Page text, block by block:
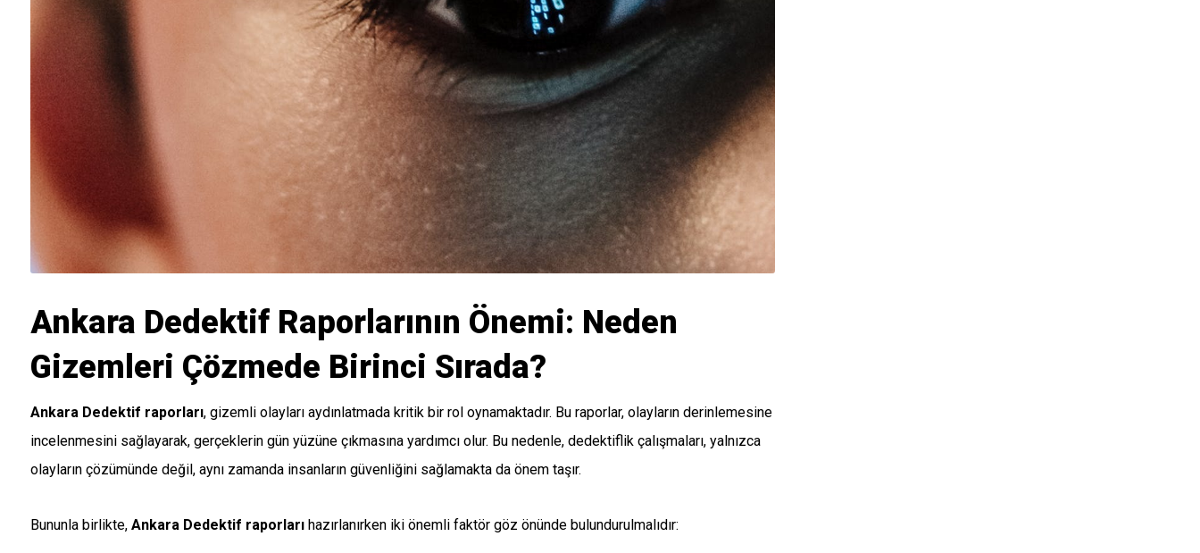
Ankara Dedektif Raporlarının Önemi: Neden
Gizemleri Çözmede Birinci Sırada?
Ankara Dedektif raporları, gizemli olayları aydınlatmada kritik bir rol oynamaktadır. Bu raporlar, olayların derinlemesine
incelenmesini sağlayarak, gerçeklerin gün yüzüne çıkmasına yardımcı olur. Bu nedenle, dedektiflik çalışmaları, yalnızca
olayların çözümünde değil, aynı zamanda insanların güvenliğini sağlamakta da önem taşır.
Bununla birlikte, Ankara Dedektif raporlarıhazırlanırken iki önemli faktör göz önünde bulundurulmalıdır: